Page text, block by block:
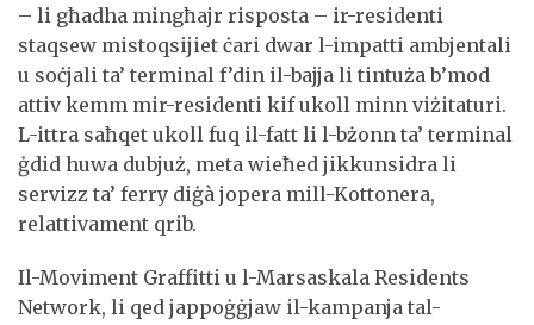
– li għadha mingħajr risposta – ir-residenti
staqsew mistoqsijiet ċari dwar l-impatti ambjentali
u soċjali ta’ terminal f’din il-bajja li tintuża b’mod
attiv kemm mir-residenti kif ukoll minn viżitaturi.
L-ittra saħqet ukoll fuq il-fatt li l-bżonn ta’ terminal
ġdid huwa dubjuż, meta wieħed jikkunsidra li
servizz ta’ ferry diġà jopera mill-Kottonera,
relattivament qrib.
Il-Moviment Graffitti u l-Marsaskala Residents
Network, li qed jappoġġjaw il-kampanja tal-